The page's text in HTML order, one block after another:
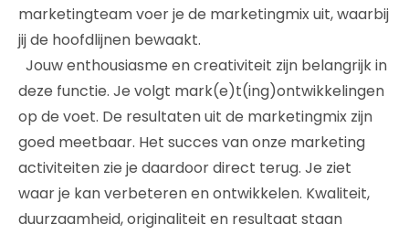
marketingteam voer je de marketingmix uit, waarbij
jij de hoofdlijnen bewaakt.
Jouw enthousiasme en creativiteit zijn belangrijk in
deze functie. Je volgt mark(e)t(ing)ontwikkelingen
op de voet. De resultaten uit de marketingmix zijn
goed meetbaar. Het succes van onze marketing
activiteiten zie je daardoor direct terug. Je ziet
waar je kan verbeteren en ontwikkelen. Kwaliteit,
duurzaamheid, originaliteit en resultaat staan